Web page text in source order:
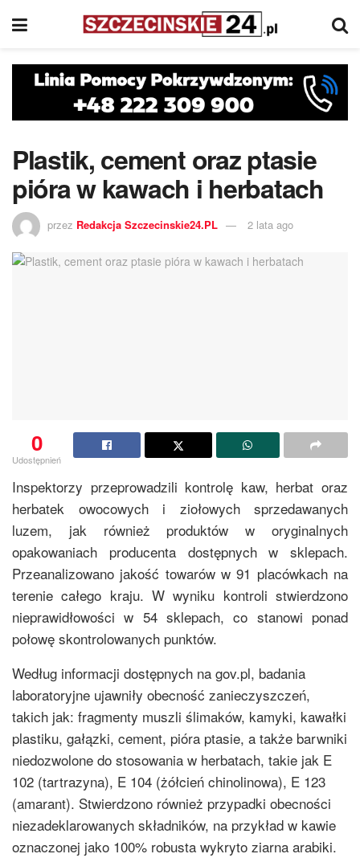
Plastik, cement oraz ptasie
pióra w kawach i herbatach
przez Redakcja Szczecinskie24.PL 2 lata ago
0
Udostępnień
Inspektorzy przeprowadzili kontrolę kaw, herbat oraz
herbatek owocowych i ziołowych sprzedawanych
luzem, jak również produktów w oryginalnych
opakowaniach producenta dostępnych w sklepach.
Przeanalizowano jakość towarów w 91 placówkach na
terenie całego kraju. W wyniku kontroli stwierdzono
nieprawidłowości w 54 sklepach, co stanowi ponad
połowę skontrolowanych punktów.
Według informacji dostępnych na gov.pl, badania
laboratoryjne ujawniły obecność zanieczyszczeń,
takich jak: fragmenty muszli ślimaków, kamyki, kawałki
plastiku, gałązki, cement, pióra ptasie, a także barwniki
niedozwolone do stosowania w herbatach, takie jak E
102 (tartrazyna), E 104 (żółcień chinolinowa), E 123
(amarant). Stwierdzono również przypadki obecności
niezadeklarowanych składników, na przykład w kawie
oznaczonej jako 100% robusta wykryto ziarna arabiki.